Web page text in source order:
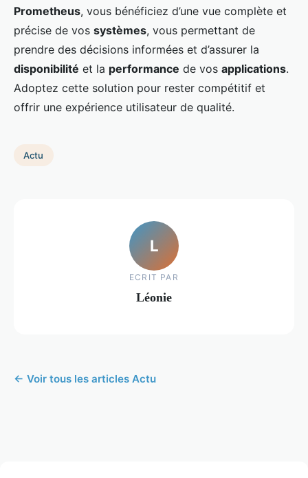
Prometheus, vous bénéficiez d’une vue complète et
précise de vos systèmes, vous permettant de
prendre des décisions informées et d’assurer la
disponibilité et la performance de vos applications.
Adoptez cette solution pour rester compétitif et
offrir une expérience utilisateur de qualité.
Actu
L
ECRIT PAR
Léonie
← Voir tous les articles Actu